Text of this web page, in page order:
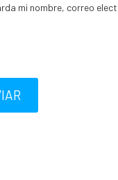
mi nombre, correo